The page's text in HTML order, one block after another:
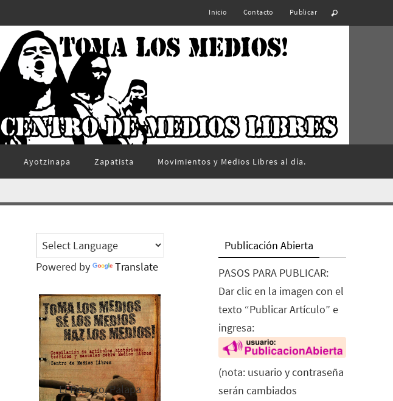
Inicio Contacto Publicar
Ayotzinapa Zapatista Movimientos y Medios Libres al día.
Powered by Translate
El Rebozo, Palapa
Publicación Abierta
PASOS PARA PUBLICAR:
Dar clic en la imagen con el
texto “Publicar Artículo” e
ingresa:
(nota: usuario y contraseña
serán cambiados